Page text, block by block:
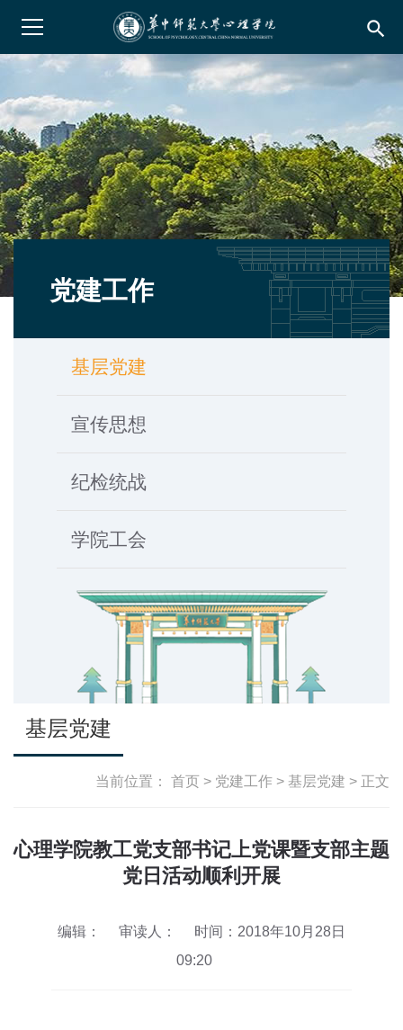
search
党建工作
基层党建
宣传思想
纪检统战
学院工会
基层党建
当前位置： 首页 > 党建工作 > 基层党建 > 正文
心理学院教工党支部书记上党课暨支部主题
党日活动顺利开展
编辑： 审读人：
时间：2018年10月28日
09:20